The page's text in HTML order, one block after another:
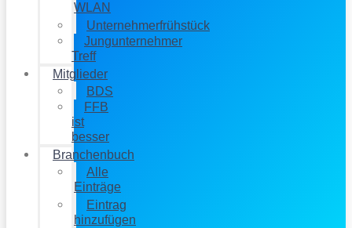
WLAN
Unternehmerfrühstück
Jungunternehmer
Treff
Mitglieder
BDS
FFB
ist
besser
Branchenbuch
Alle
Einträge
Eintrag
hinzufügen